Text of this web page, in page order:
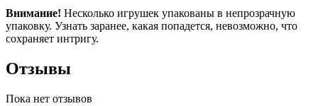
Внимание! Несколько игрушек упакованы в непрозрачную
упаковку. Узнать заранее, какая попадется, невозможно, что
сохраняет интригу.
Отзывы
Пока нет отзывов